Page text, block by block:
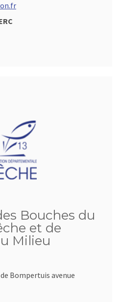
Bouches du
et de
Milieu
Bompertuis avenue